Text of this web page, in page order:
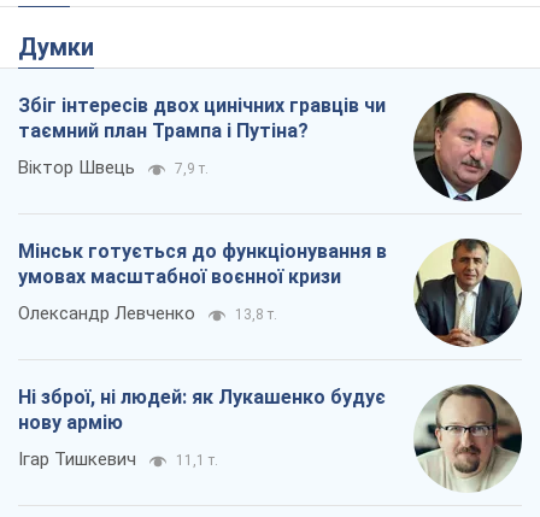
Думки
Збіг інтересів двох цинічних гравців чи
таємний план Трампа і Путіна?
Віктор Швець 7,9 т.
Мінськ готується до функціонування в
умовах масштабної воєнної кризи
Олександр Левченко 13,8 т.
Ні зброї, ні людей: як Лукашенко будує
нову армію
Ігар Тишкевич 11,1 т.